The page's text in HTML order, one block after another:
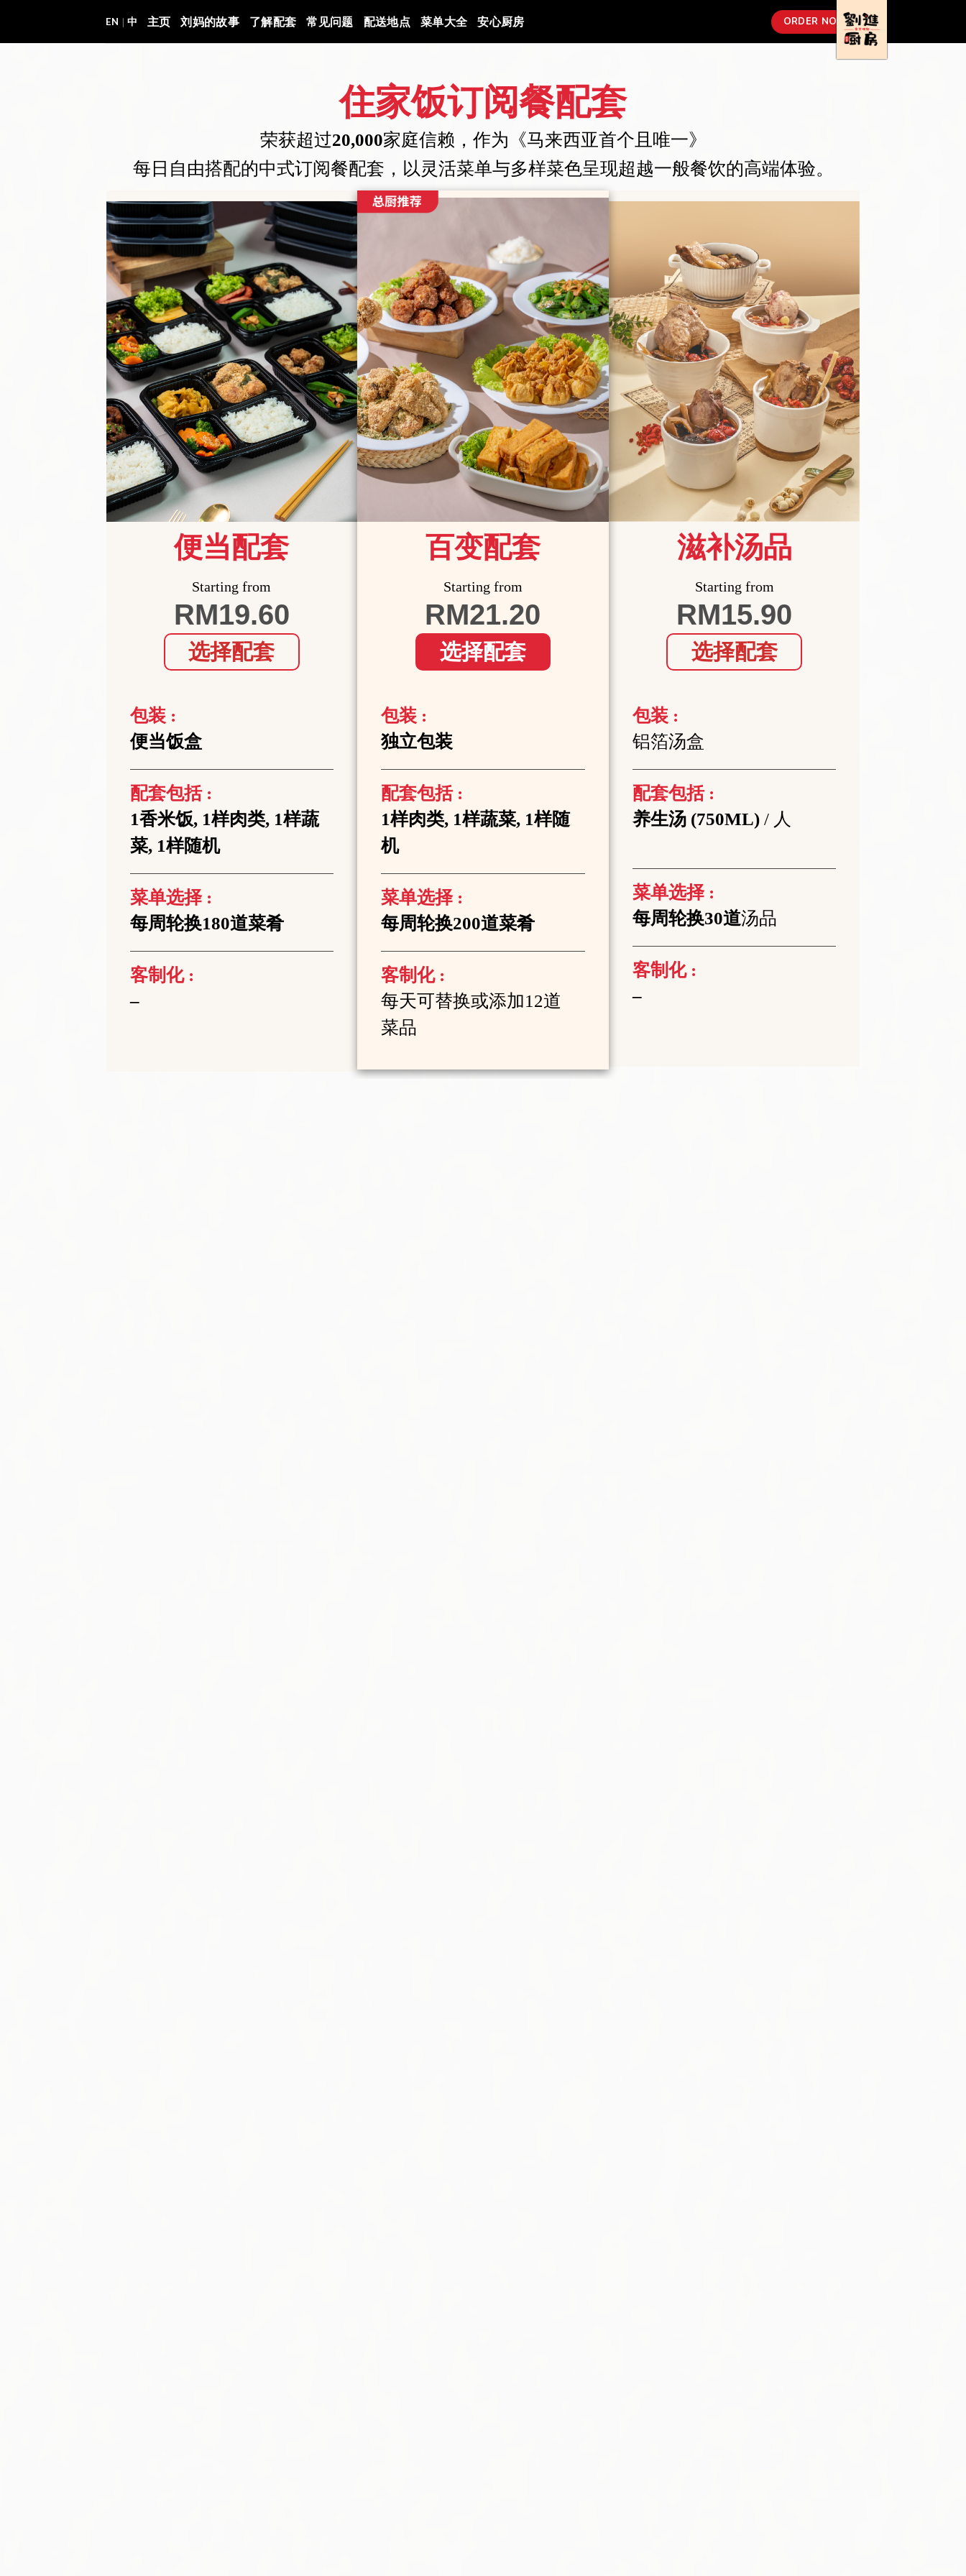
content
EN | 中 主页 刘妈的故事 了解配套 常见问题 配送地点 菜单大全 安心厨房 ORDER NOW
住家饭订阅餐配套
荣获超过20,000家庭信赖，作为《马来西亚首个且唯一》
每日自由搭配的中式订阅餐配套，以灵活菜单与多样菜色呈现超越一般餐饮的高端体验。
便当配套
Starting from
RM19.60
选择配套
包装 :
便当饭盒
配套包括 :
1香米饭, 1样肉类, 1样蔬
菜, 1样随机
菜单选择 :
每周轮换180道菜肴
客制化 :
–
百变配套
Starting from
RM21.20
选择配套
包装 :
独立包装
配套包括 :
1样肉类, 1样蔬菜, 1样随
机
菜单选择 :
每周轮换200道菜肴
客制化 :
每天可替换或添加12道
菜品
滋补汤品
Starting from
RM15.90
选择配套
包装 :
铝箔汤盒
配套包括 :
养生汤 (750ML)/ 人
菜单选择 :
每周轮换30道汤品
客制化 :
–